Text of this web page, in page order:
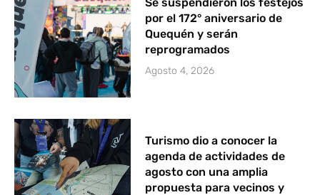
Se suspendieron los festejos
por el 172° aniversario de
Quequén y serán
reprogramados
Agosto 4, 2026
Turismo dio a conocer la
agenda de actividades de
agosto con una amplia
propuesta para vecinos y